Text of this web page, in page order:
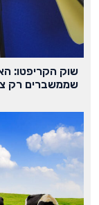
שוק הקריפטו:
שממשברים רק